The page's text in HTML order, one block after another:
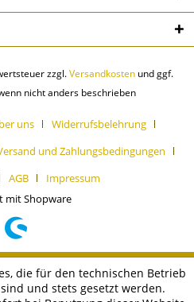
zzgl.Versandkosten und ggf.
nicht anders beschrieben
uns
Widerrufsbelehrung
und Zahlungsbedingungen
AGB
Impressum
mit Shopware
die für den technischen Betrieb
und stets gesetzt werden.